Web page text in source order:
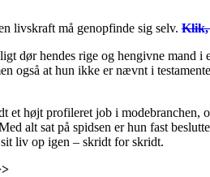
livskraft må genopfinde sig selv. Klik,
dør hendes rige og hengivne mand
også at hun ikke er nævnt i
højt profileret job i
alt sat på spidsen er hun fast
liv op igen – skridt for skridt.